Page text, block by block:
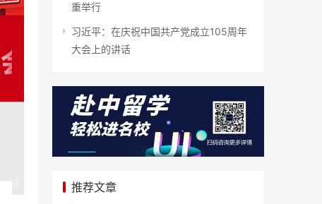
重举行
习近平：在庆祝中国共产党成立105周年
大会上的讲话
推荐文章